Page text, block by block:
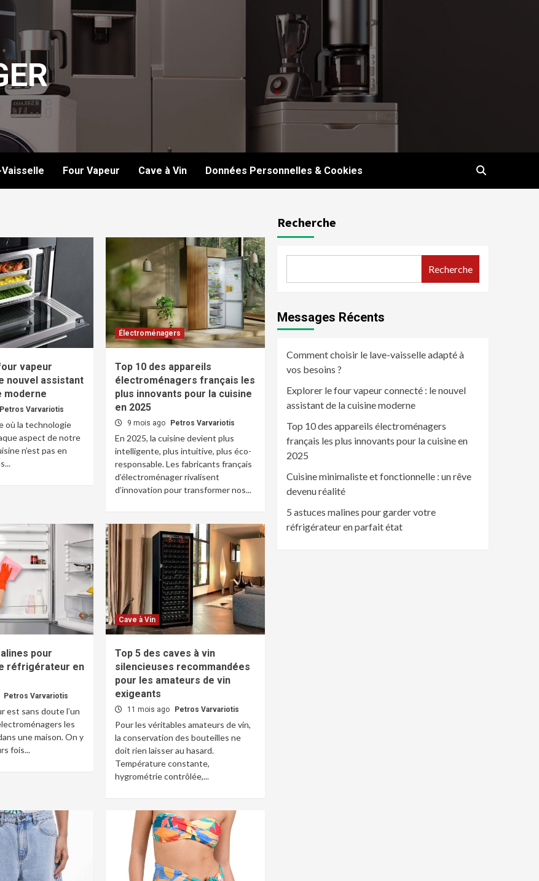
Four Vapeur Cave à Vin Données Personnelles & Cookies
vapeur
nouvel assistant
moderne
Petros Varvariotis
où la technologie
aspect de notre
n’est pas en
Électroménagers
Top 10 des appareils
électroménagers français les
plus innovants pour la cuisine
en 2025
9 mois ago Petros Varvariotis
En 2025, la cuisine devient plus
intelligente, plus intuitive, plus éco-
responsable. Les fabricants français
d’électroménager rivalisent
d’innovation pour transformer nos...
pour
réfrigérateur en
Petros Varvariotis
est sans doute l’un
les
une maison. On y
fois...
Cave à Vin
Top 5 des caves à vin
silencieuses recommandées
pour les amateurs de vin
exigeants
11 mois ago Petros Varvariotis
Pour les véritables amateurs de vin,
la conservation des bouteilles ne
doit rien laisser au hasard.
Température constante,
hygrométrie contrôlée,...
Recherche
Recherche
Messages Récents
Comment choisir le lave-vaisselle adapté à
vos besoins ?
Explorer le four vapeur connecté : le nouvel
assistant de la cuisine moderne
Top 10 des appareils électroménagers
français les plus innovants pour la cuisine en
2025
Cuisine minimaliste et fonctionnelle : un rêve
devenu réalité
5 astuces malines pour garder votre
réfrigérateur en parfait état